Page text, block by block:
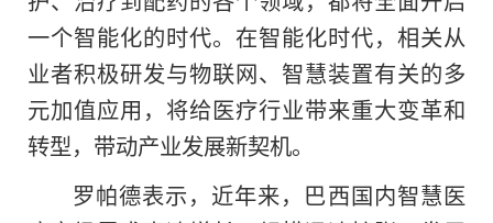
一个智能化的时代。在智能化时代，相关从
业者积极研发与物联网、智慧装置有关的多
元加值应用，将给医疗行业带来重大变革和
转型，带动产业发展新契机。
罗帕德表示，近年来，巴西国内智慧医